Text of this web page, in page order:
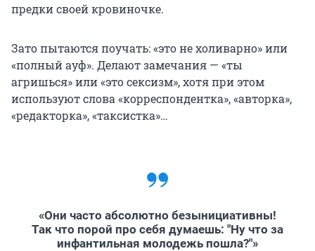
предки своей кровиночке.
Зато пытаются поучать: «это не холиварно» или
«полный ауф». Делают замечания — «ты
агришься» или «это сексизм», хотя при этом
используют слова «корреспондентка», «авторка»,
«редакторка», «таксистка»…
«Они часто абсолютно безынициативны!
Так что порой про себя думаешь: "Ну что за
инфантильная молодежь пошла?"»